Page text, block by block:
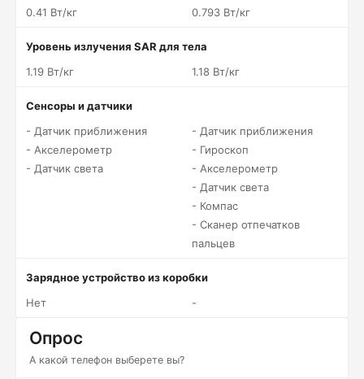
0.41 Вт/кг
0.793 Вт/кг
Уровень излучения SAR для тела
1.19 Вт/кг
1.18 Вт/кг
Сенсоры и датчики
- Датчик приближения
- Акселерометр
- Датчик света
- Датчик приближения
- Гироскоп
- Акселерометр
- Датчик света
- Компас
- Сканер отпечатков
пальцев
Зарядное устройство из коробки
Нет
-
Опрос
А какой телефон выберете вы?